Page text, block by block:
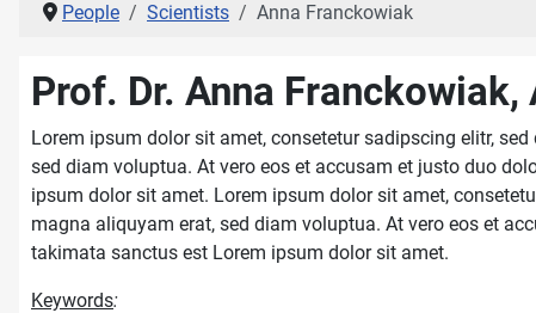
People Scientists Anna Franckowiak
Prof. Dr. Anna
Lorem ipsum dolor sit amet, consetetur sadipscing elitr,
sed diam voluptua. At vero eos et accusam et justo duo
ipsum dolor sit amet. Lorem ipsum dolor sit amet,
magna aliquyam erat, sed diam voluptua. At vero eos et
takimata sanctus est Lorem ipsum dolor sit amet.
Keywords: